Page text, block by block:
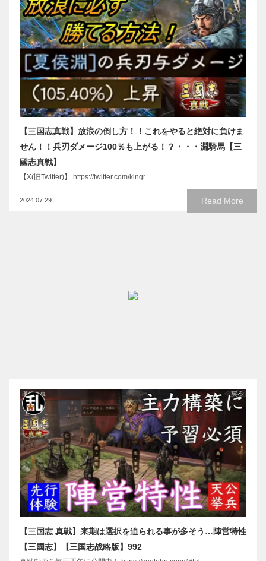
【三国志真戦】放浪の倒し方！！これをやると絶対に負けま
せん！！兵刃ダメージ100％も上がる！？・・・淵騎馬【三
國志真戦】
【X(旧Twitter)】 https://twitter.com/kingr…
Read More
2024.07.29
【三国志 真戦】来期は選択を迫られる事が多そう…陣営特性
【三國志】【三国志战略版】992